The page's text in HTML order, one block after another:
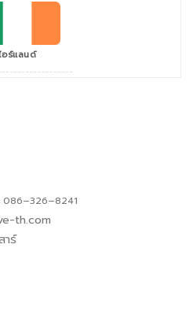
อร์แลนด์
086–326–8241
th.com
าร์